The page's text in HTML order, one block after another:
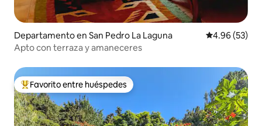
Departamento en San Pedro La Laguna Calificación
4.96 (53)
Apto con terraza y amaneceres
De los mejores en Favorito entre huéspedes
Favorito entre huéspedes